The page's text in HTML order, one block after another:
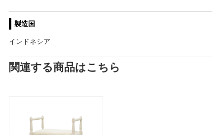
製造国
インドネシア
関連する商品はこちら